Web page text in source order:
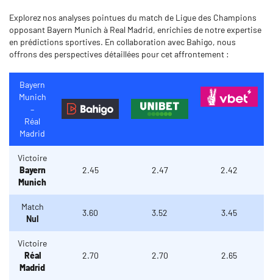
Explorez nos analyses pointues du match de Ligue des Champions
opposant Bayern Munich à Real Madrid, enrichies de notre expertise
en prédictions sportives. En collaboration avec Bahigo, nous
offrons des perspectives détaillées pour cet affrontement :
Bayern
Munich
–
Réal
Madrid
Victoire
Bayern
Munich
2.45 2.47 2.42
Match
Nul
3.60 3.52 3.45
Victoire
Réal
Madrid
2.70 2.70 2.65